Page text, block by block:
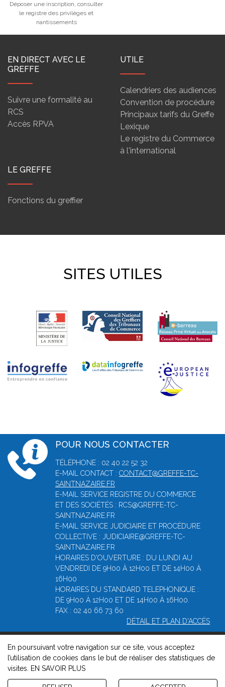
Déposer une inscription, consulter
le registre des privilèges et
nantissements
EN DIRECT AVEC LE
GREFFE
Suivre une formalité au
RCS
Accès RPVA
UTILE
Calendriers des audiences
Convention de procédure
Principaux tarifs du Greffe
Lexique
Le registre du Commerce
à l'international
LE GREFFE
Fonctions du greffier
SITES UTILES
POUR NOUS CONTACTER
TÉLÉPHONE : 02 40 22 52 32
E-MAIL CONTACT : CONTACT@GREFFE-TC-
SAINTNAZAIRE.FR
E-MAIL SERVICE REGISTRE DU COMMERCE
ET DES SOCIÉTÉS : RCS@GREFFE-TC-
SAINTNAZAIRE.FR
E-MAIL SERVICE JUDICIAIRE ET PROCÉDURE
COLLECTIVE : JUDICIAIRE@GREFFE-TC-
SAINTNAZAIRE.FR
HORAIRES D'OUVERTURE : DU LUNDI AU
VENDREDI DE 9H00 À 12H00 ET DE 14H00 À
16H00
HORAIRES DU STANDARD TELEPHONIQUE :
DE 9H00 À 12H00 ET DE 14H00 À 16H00.
FAX : 02 40 66 73 60
DÉTAIL ET PLAN D'ACCÈS
© 2026, Greffe du tribunal de commerce de Saint-Nazaire -
Mentions légales-Contact -Gestion des cookies-Politique de
confidentialité et de cookies
Version : 1.8.1
En poursuivant votre navigation sur ce site, vous acceptez
l’utilisation de cookies dans le but de réaliser des statistiques de
visites.
EN SAVOIR PLUS